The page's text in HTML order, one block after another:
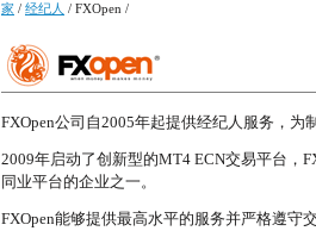
家 / 经纪人 / FXOpen /
FXOpen公司自2005年起提供经纪人服务，为
2009年启动了创新型的MT4 ECN交易平台，
同业平台的企业之一。
FXOpen能够提供最高水平的服务并严格遵